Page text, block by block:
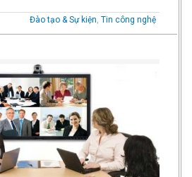
Đào tạo & Sự kiện, Tin công nghệ